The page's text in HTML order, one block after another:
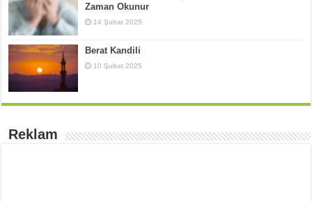
Zaman Okunur
14 Şubat 2025
Berat Kandili
10 Şubat 2025
Reklam